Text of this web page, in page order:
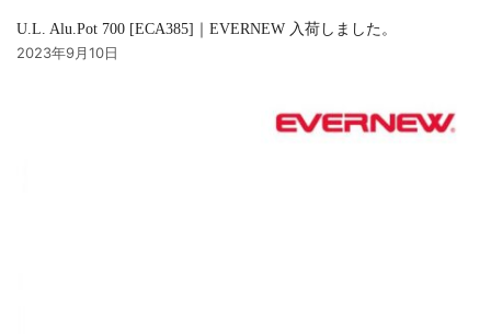
U.L. Alu.Pot 700 [ECA385]｜EVERNEW 入荷しました。
2023年9月10日